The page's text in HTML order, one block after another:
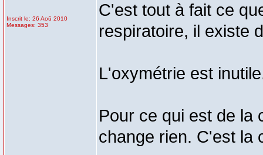
Inscrit le: 26 Aoû 2010
Messages: 353
C'est tout à fait ce
respiratoire, il existe
L'oxymétrie est
Pour ce qui est de la
change rien. C'est la